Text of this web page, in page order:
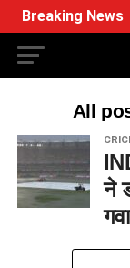
Breaking News
ML
All
ने